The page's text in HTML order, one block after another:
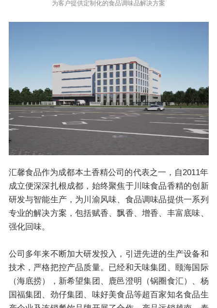
为客户提供定制化的食品调味品解决方案
汇馨食品作为成都本土香精公司的代表之一，自2011年
成立便深深扎根成都，始终聚焦于川味食品香精的创新
研发与智能生产，为川渝风味、食品调味品提供一系列
专业的解决方案，包括赋香、飘香、增香、丰富底味、
强化回味。
公司多年来不断加大研发投入，引进先进的生产设备和
技术，严格把控产品质量。已经和天味集团、颐海国际
（海底捞），新希望集团、鹿邑澄明（锅圈食汇）、杨
国福集团、劲仔集团、味好美食品等超百家知名食品生